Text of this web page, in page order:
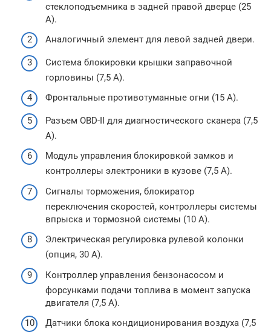
стеклоподъемника в задней правой дверце (25
А).
Аналогичный элемент для левой задней двери.
Система блокировки крышки заправочной
горловины (7,5 А).
Фронтальные противотуманные огни (15 А).
Разъем OBD-II для диагностического сканера (7,5
А).
Модуль управления блокировкой замков и
контроллеры электроники в кузове (7,5 А).
Сигналы торможения, блокиратор
переключения скоростей, контроллеры системы
впрыска и тормозной системы (10 А).
Электрическая регулировка рулевой колонки
(опция, 30 А).
Контроллер управления бензонасосом и
форсунками подачи топлива в момент запуска
двигателя (7,5 А).
Датчики блока кондиционирования воздуха (7,5